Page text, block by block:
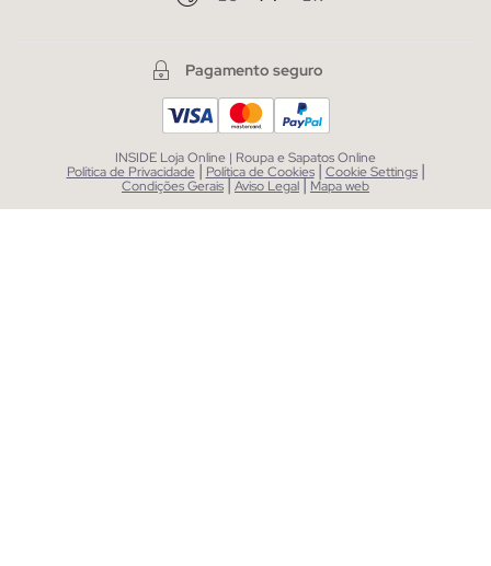
Pagamento seguro
INSIDE Loja Online | Roupa e Sapatos Online
Política de Privacidade | Política de Cookies | Cookie Settings |
Condições Gerais|Aviso Legal| Mapa web